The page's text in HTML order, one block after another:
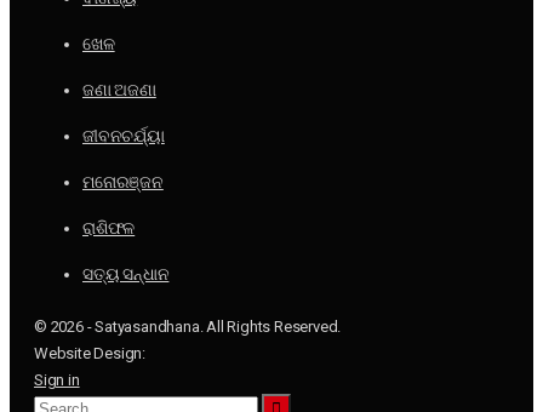
ଖେଳ
ଜଣା ଅଜଣା
ଜୀବନଚର୍ଯ୍ୟା
ମନୋରଞ୍ଜନ
ରାଶିଫଳ
ସତ୍ୟ ସନ୍ଧାନ
© 2026 - Satyasandhana. All Rights Reserved.
Website Design:
Sign in